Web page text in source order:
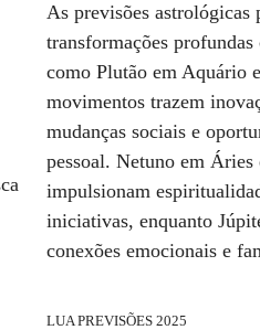
As previsões astrológicas
transformações
como Plutão em Aquário
movimentos trazem
mudanças sociais e
pessoal. Netuno em
impulsionam
iniciativas, enquanto
conexões emocionais e
LUA PREVISÕES 2025